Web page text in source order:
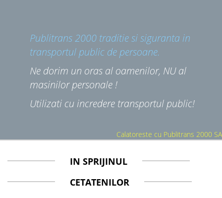
Publitrans 2000 traditie si siguranta in
transportul public de persoane.
Ne dorim un oras al oamenilor, NU al
masinilor personale !
Utilizati cu incredere transportul public!
Calatoreste cu Publitrans 2000 SA
IN SPRIJINUL
CETATENILOR